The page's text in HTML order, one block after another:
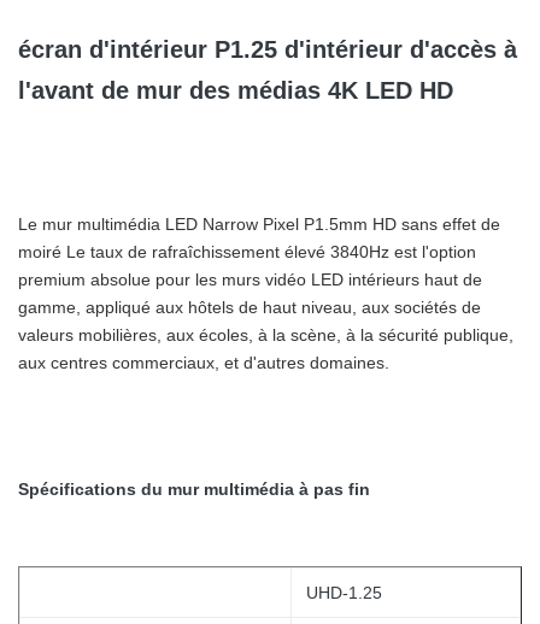
écran d'intérieur P1.25 d'intérieur d'accès à
l'avant de mur des médias 4K LED HD
Le mur multimédia LED Narrow Pixel P1.5mm HD sans effet de
moiré Le taux de rafraîchissement élevé 3840Hz est l'option
premium absolue pour les murs vidéo LED intérieurs haut de
gamme, appliqué aux hôtels de haut niveau, aux sociétés de
valeurs mobilières, aux écoles, à la scène, à la sécurité publique,
aux centres commerciaux, et d'autres domaines.
Spécifications du mur multimédia à pas fin
UHD-1.25